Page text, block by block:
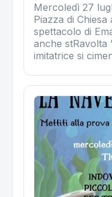
Mercoledì 27
Piazza di
spettacolo di
anche stRavolta
imitatrice si